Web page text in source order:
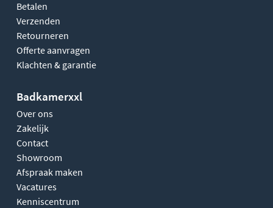
Betalen
Verzenden
Retourneren
Offerte aanvragen
Klachten & garantie
Badkamerxxl
Over ons
Zakelijk
Contact
Showroom
Afspraak maken
Vacatures
Kenniscentrum